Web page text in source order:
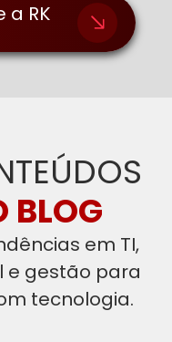
a RK
BLOG
em TI,
gestão para
tecnologia.